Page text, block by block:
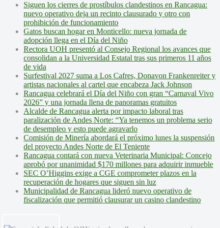
Siguen los cierres de prostíbulos clandestinos en Rancagua:
nuevo operativo deja un recinto clausurado y otro con
prohibición de funcionamiento
Gatos buscan hogar en Monticello: nueva jornada de
adopción llega en el Día del Niño
Rectora UOH presentó al Consejo Regional los avances que
consolidan a la Universidad Estatal tras sus primeros 11 años
de vida
Surfestival 2027 suma a Los Cafres, Donavon Frankenreiter y
artistas nacionales al cartel que encabeza Jack Johnson
Rancagua celebrará el Día del Niño con gran “Carnaval Vivo
2026” y una jornada llena de panoramas gratuitos
Alcalde de Rancagua alerta por impacto laboral tras
paralización de Andes Norte: “Ya tenemos un problema serio
de desempleo y esto puede agravarlo
Comisión de Minería abordará el próximo lunes la suspensión
del proyecto Andes Norte de El Teniente
Rancagua contará con nueva Veterinaria Municipal: Concejo
aprobó por unanimidad $170 millones para adquirir inmueble
SEC O’Higgins exige a CGE comprometer plazos en la
recuperación de hogares que siguen sin luz
Municipalidad de Rancagua lideró nuevo operativo de
fiscalización que permitió clausurar un casino clandestino